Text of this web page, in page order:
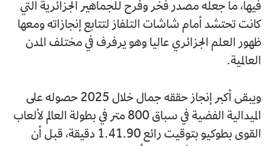
فيها، ما جعله مصدر فخر وفرح للجماهير الجزائرية التي
كانت تحتشد أمام شاشات التلفاز لتتابع إنجازاته ومعها
ظهور العلم الجزائري عاليا وهو يرفرف في مختلف المدن
العالمية.
ويبقى أكبر إنجاز حققه جمال خلال 2025 حصوله على
الميدالية الفضية في سباق 800 متر في بطولة العالم لألعاب
القوى بطوكيو بتوقيت رائع 1.41.90 دقيقة، قبل أن